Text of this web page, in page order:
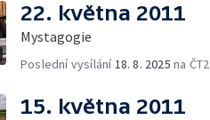
22. května 2011
Mystagogie
Poslední vysílání18. 8. 2025 na ČT2
15. května 2011